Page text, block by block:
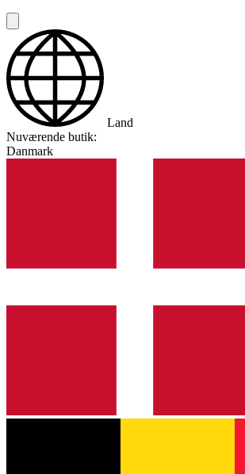
Land
Nuværende butik:
Danmark